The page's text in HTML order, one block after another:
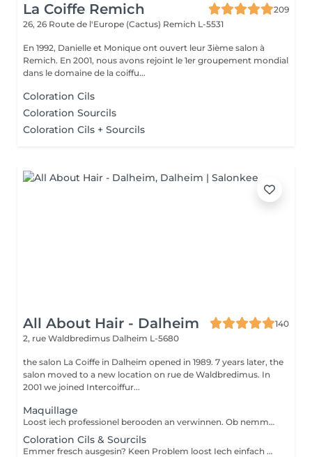
La Coiffe Remich
209
26, 26 Route de l'Europe (Cactus) Remich L-5531
En 1992, Danielle et Monique ont ouvert leur 3ième salon à
Remich. En 2001, nous avons rejoint le 1er groupement mondial
dans le domaine de la coiffu...
Coloration Cils
Coloration Sourcils
Coloration Cils + Sourcils
All About Hair - Dalheim
140
2, rue Waldbredimus Dalheim L-5680
the salon La Coiffe in Dalheim opened in 1989. 7 years later, the
salon moved to a new location on rue de Waldbredimus. In
2001 we joined Intercoiffur...
Maquillage
Loost iech professionel berooden an verwinnen. Ob nemmen e klengen Alldags Look oder dach mei stark vir owes op den Tour?
Coloration Cils & Sourcils
Emmer fresch ausgesin? Keen Problem loost Iech einfach mol d Wimpern an Aaperhoer fierwen